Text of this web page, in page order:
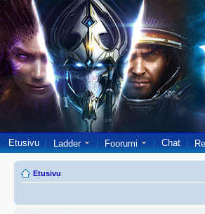
Etusivu Ladder Foorumi Chat
Etusivu